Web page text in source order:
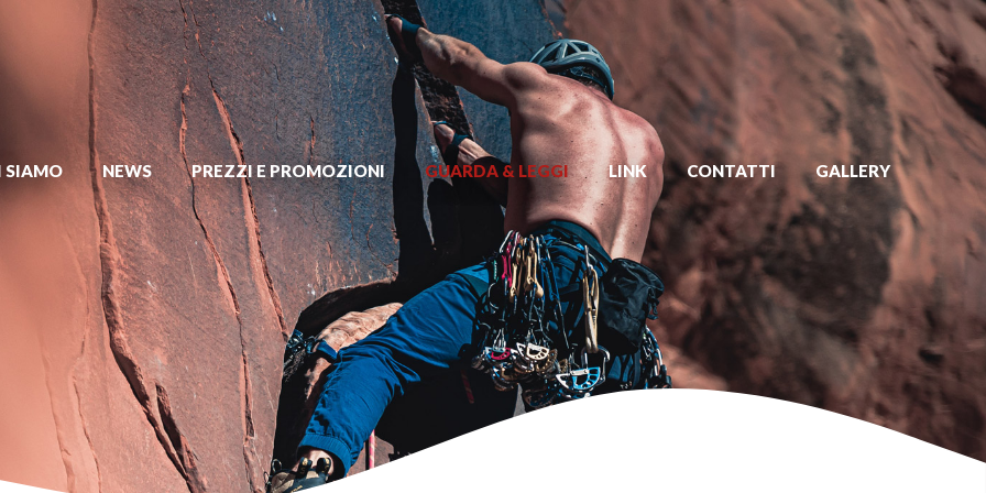
SIAMO NEWS PREZZI E PROMOZIONI GUARDA & LEGGI LINK CONTATTI GALLERY